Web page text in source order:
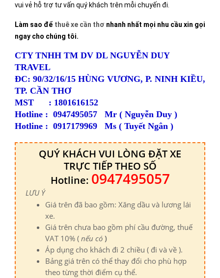
vui vẻ hỗ trợ tư vấn quý khách trên mỗi chuyến đi.
Làm sao để thuê xe cần thơ nhanh nhất mọi nhu cầu xin gọi
ngay cho chúng tôi.
CTY TNHH TM DV DL NGUYỄN DUY
TRAVEL
ĐC: 90/32/16/15 HÙNG VƯƠNG, P. NINH KIỀU,
TP. CẦN THƠ
MST : 1801616152
Hotline : 0947495057 Mr ( Nguyễn Duy )
Hotline : 0917179969 Ms ( Tuyết Ngân )
QUÝ KHÁCH VUI LÒNG ĐẶT XE
TRỰC TIẾP THEO SỐ
Hotline: 0947495057
LƯU Ý
Giá trên đã bao gồm: Xăng dầu và lương lái
xe.
Giá trên chưa bao gồm phí cầu đường, thuế
VAT 10% (nếu có)
Áp dụng cho khách đi 2 chiều ( đi và về ).
Bảng giá trên có thể thay đổi cho phù hợp
theo từng thời điểm cụ thể.